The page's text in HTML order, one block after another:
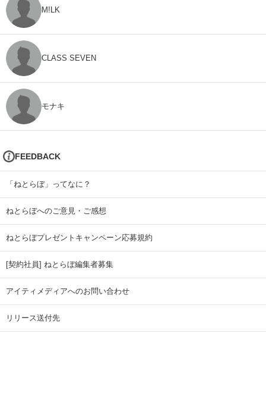
M!LK
CLASS SEVEN
モナキ
FEEDBACK
「ねとらぼ」ってなに？
ねとらぼへのご意見・ご感想
ねとらぼプレゼントキャンペーン応募規約
[契約社員] ねとらぼ編集者募集
アイティメディアへのお問い合わせ
リリース送付先